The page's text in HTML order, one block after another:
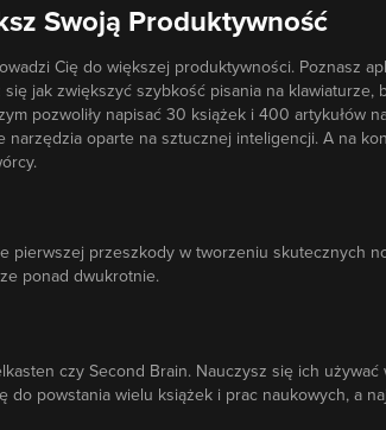
Swoją Produktywność
Cię do większej produktywności. Poznasz
jak zwiększyć szybkość pisania na klawiaturze,
pozwoliły napisać 30 książek i 400 artykułów
oparte na sztucznej inteligencji. A na
pierwszej przeszkody w tworzeniu skutecznych
ponad dwukrotnie.
czy Second Brain. Nauczysz się ich
do powstania wielu książek i prac naukowych, a